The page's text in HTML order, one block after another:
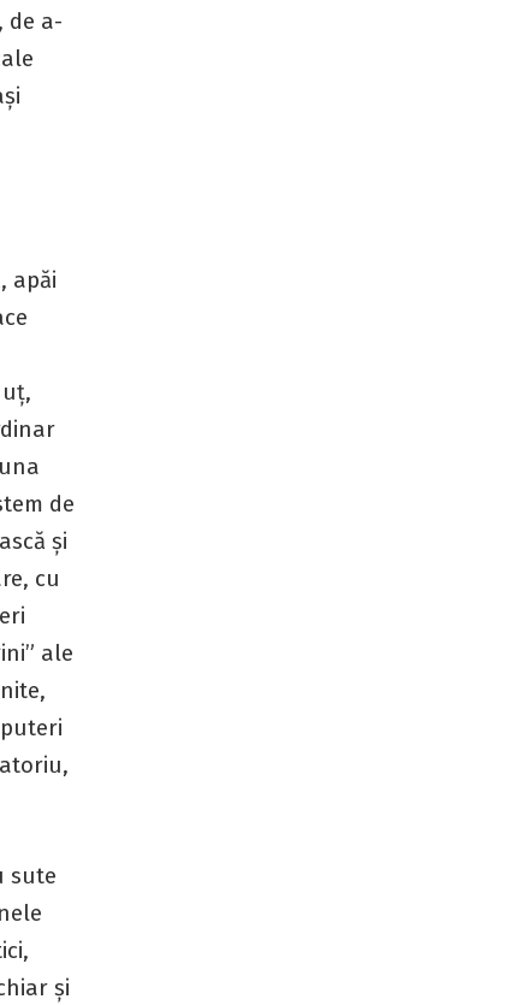
de a-
apăi
de
și
cu
ale
sute
și